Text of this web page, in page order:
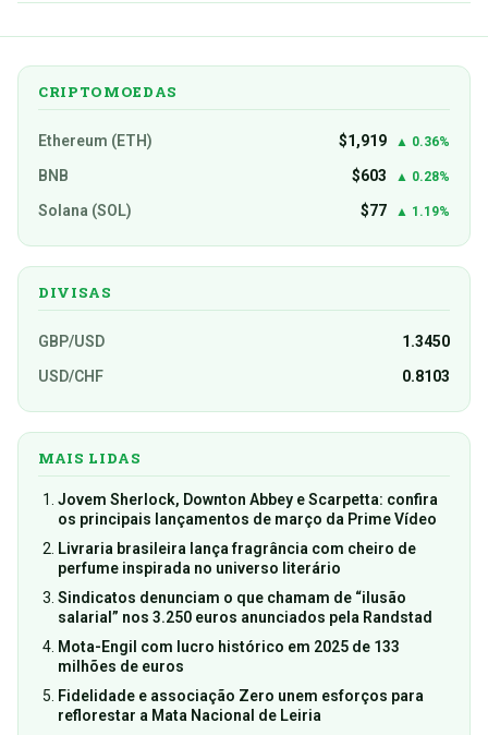
CRIPTOMOEDAS
Ethereum (ETH) $1,919 ▲ 0.36%
BNB $603 ▲ 0.28%
Solana (SOL) $77 ▲ 1.19%
DIVISAS
GBP/USD
1.3450
USD/CHF
0.8103
MAIS LIDAS
Jovem Sherlock, Downton Abbey e Scarpetta: confira
os principais lançamentos de março da Prime Vídeo
Livraria brasileira lança fragrância com cheiro de
perfume inspirada no universo literário
Sindicatos denunciam o que chamam de “ilusão
salarial” nos 3.250 euros anunciados pela Randstad
Mota-Engil com lucro histórico em 2025 de 133
milhões de euros
Fidelidade e associação Zero unem esforços para
reflorestar a Mata Nacional de Leiria